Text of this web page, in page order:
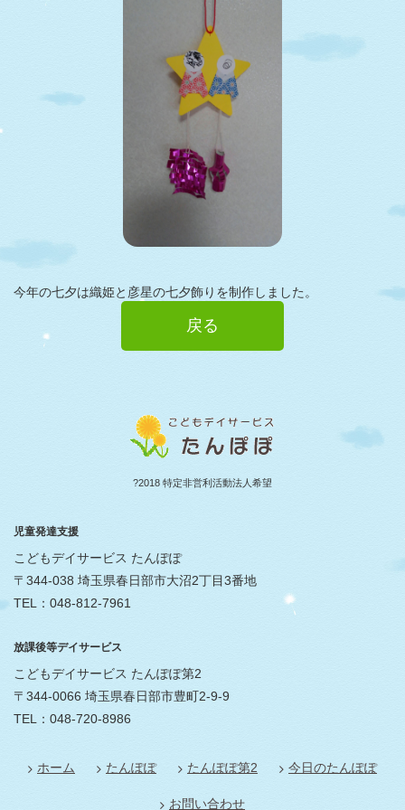
今年の七夕は織姫と彦星の七夕飾りを制作しました。
戻る
?2018 特定非営利活動法人希望
児童発達支援
こどもデイサービス たんぽぽ
〒344-038 埼玉県春日部市大沼2丁目3番地
TEL：048-812-7961
放課後等デイサービス
こどもデイサービス たんぽぽ第2
〒344-0066 埼玉県春日部市豊町2-9-9
TEL：048-720-8986
ホーム たんぽぽ たんぽぽ第2 今日のたんぽぽ
お問い合わせ